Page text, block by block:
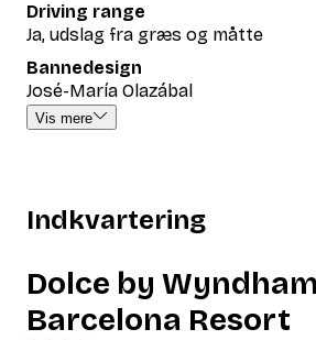
Driving range
Ja, udslag fra græs og måtte
Bannedesign
José-María Olazábal
Vis mere
Indkvartering
Dolce by Wyndham
Barcelona Resort